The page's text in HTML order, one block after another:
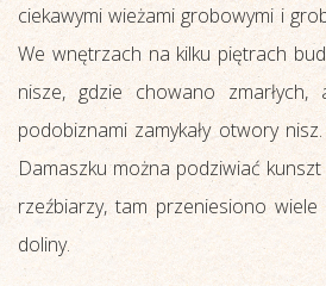
ciekawymi wieżami grobowymi i
We wnętrzach na kilku piętrach
nisze, gdzie chowano zmarłych,
podobiznami zamykały otwory
Damaszku można podziwiać
rzeźbiarzy, tam przeniesiono
doliny.